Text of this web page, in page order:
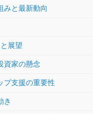
みと最新動向
展望
資家の懸念
プ支援の重要性
き